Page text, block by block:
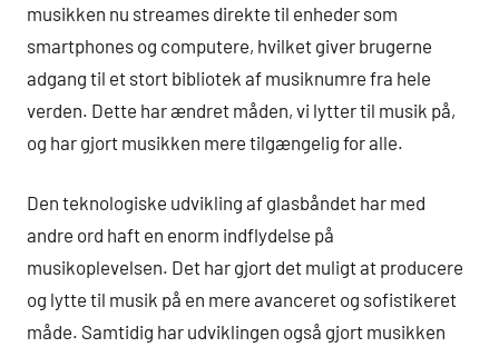
musikken nu streames direkte til enheder som
smartphones og computere, hvilket giver brugerne
adgang til et stort bibliotek af musiknumre fra hele
verden. Dette har ændret måden, vi lytter til musik på,
og har gjort musikken mere tilgængelig for alle.
Den teknologiske udvikling af glasbåndet har med
andre ord haft en enorm indflydelse på
musikoplevelsen. Det har gjort det muligt at producere
og lytte til musik på en mere avanceret og sofistikeret
måde. Samtidig har udviklingen også gjort musikken